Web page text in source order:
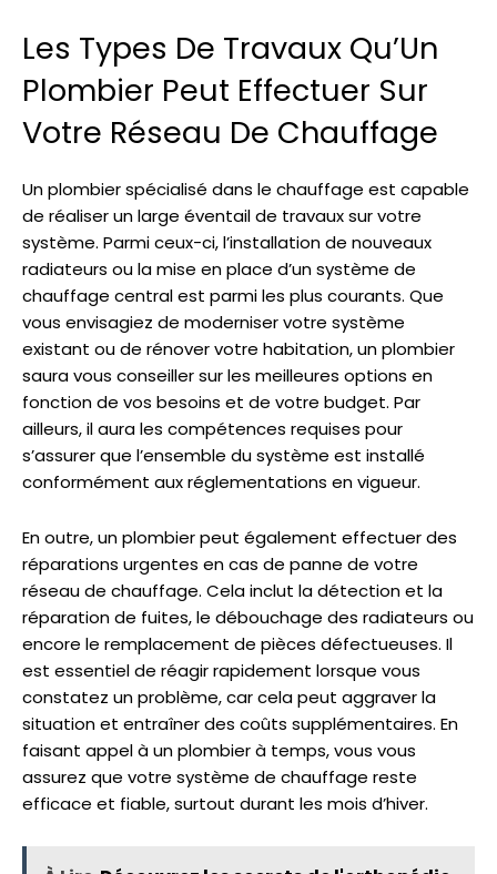
Les Types De Travaux Qu’Un
Plombier Peut Effectuer Sur
Votre Réseau De Chauffage
Un plombier spécialisé dans le chauffage est capable
de réaliser un large éventail de travaux sur votre
système. Parmi ceux-ci, l’installation de nouveaux
radiateurs ou la mise en place d’un système de
chauffage central est parmi les plus courants. Que
vous envisagiez de moderniser votre système
existant ou de rénover votre habitation, un plombier
saura vous conseiller sur les meilleures options en
fonction de vos besoins et de votre budget. Par
ailleurs, il aura les compétences requises pour
s’assurer que l’ensemble du système est installé
conformément aux réglementations en vigueur.
En outre, un plombier peut également effectuer des
réparations urgentes en cas de panne de votre
réseau de chauffage. Cela inclut la détection et la
réparation de fuites, le débouchage des radiateurs ou
encore le remplacement de pièces défectueuses. Il
est essentiel de réagir rapidement lorsque vous
constatez un problème, car cela peut aggraver la
situation et entraîner des coûts supplémentaires. En
faisant appel à un plombier à temps, vous vous
assurez que votre système de chauffage reste
efficace et fiable, surtout durant les mois d’hiver.